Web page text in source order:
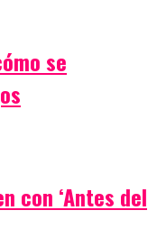
se
con ‘Antes del